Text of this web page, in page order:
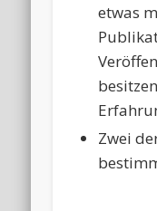
etwas
Zwei